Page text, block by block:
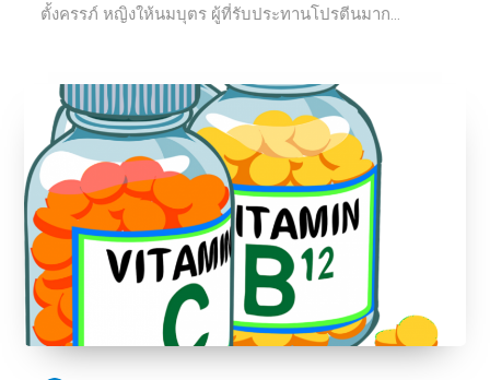
ตั้งครรภ์ หญิงให้นมบุตร ผู้ที่รับประทานโปรตีนมาก...